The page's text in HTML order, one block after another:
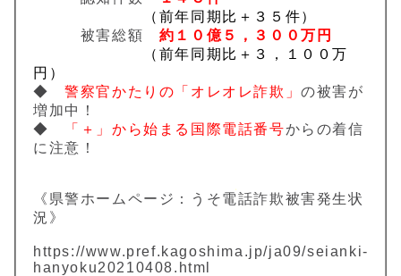
（前年同期比＋３５件）
被害総額 約１０億５，３００万円
（前年同期比＋３，１００万
円）
◆警察官かたりの「オレオレ詐欺」の被害が
増加中！
◆
「＋」から始まる国際電話番号からの着信
に注意！
《県警ホームページ：うそ電話詐欺被害発生状
況》
https://www.pref.kagoshima.jp/ja09/seianki-
hanyoku20210408.html